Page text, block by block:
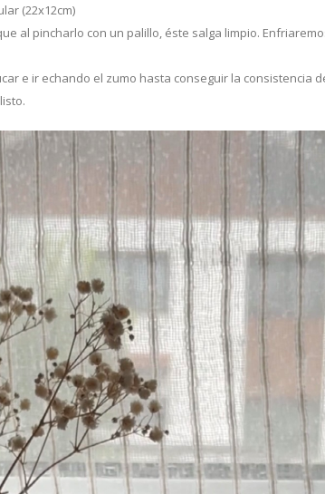
(22x12cm)
al pincharlo con un palillo, éste salga limpio.
e ir echando el zumo hasta conseguir la consistencia